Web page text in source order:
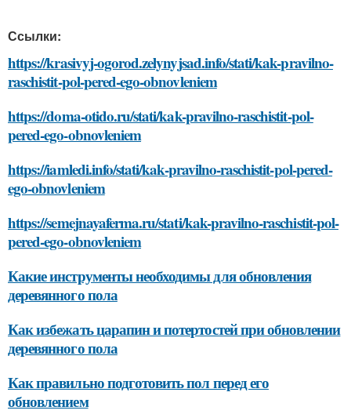
Ссылки:
https://krasivyj-ogorod.zelynyjsad.info/stati/kak-pravilno-
raschistit-pol-pered-ego-obnovleniem
https://doma-otido.ru/stati/kak-pravilno-raschistit-pol-
pered-ego-obnovleniem
https://iamledi.info/stati/kak-pravilno-raschistit-pol-pered-
ego-obnovleniem
https://semejnayaferma.ru/stati/kak-pravilno-raschistit-pol-
pered-ego-obnovleniem
Какие инструменты необходимы для обновления
деревянного пола
Как избежать царапин и потертостей при обновлении
деревянного пола
Как правильно подготовить пол перед его
обновлением